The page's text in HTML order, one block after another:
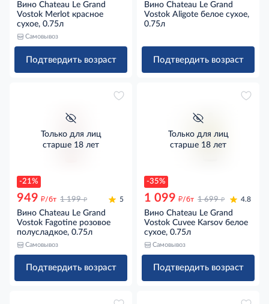
Вино Chateau Le Grand
Vostok Merlot красное
сухое, 0.75л
Самовывоз
Подтвердить возраст
Вино Chateau Le Grand
Vostok Aligote белое сухое,
0.75л
Подтвердить возраст
-21%
Только для лиц
старше 18 лет
949 д/бт 1 199 д 5
Вино Chateau Le Grand
Vostok Fagotine розовое
полусладкое, 0.75л
Самовывоз
Подтвердить возраст
-35%
Только для лиц
старше 18 лет
1 099 д/бт 1 699 д 4.8
Вино Chateau Le Grand
Vostok Cuvee Karsov белое
сухое, 0.75л
Самовывоз
Подтвердить возраст